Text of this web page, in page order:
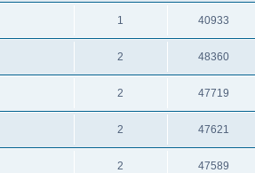
1 40933
2 48360
2 47719
2 47621
2 47589